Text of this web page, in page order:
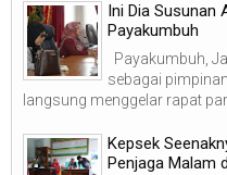
Ini Dia Susunan
Payakumbuh
Payakumbuh,
sebagai
langsung menggelar rapat
Kepsek
Penjaga Malam